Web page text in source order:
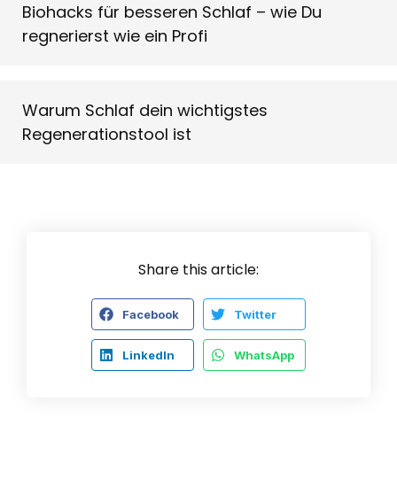
Biohacks für besseren Schlaf – wie Du
regnerierst wie ein Profi
Warum Schlaf dein wichtigstes
Regenerationstool ist
Share this article:
Facebook Twitter
LinkedIn WhatsApp